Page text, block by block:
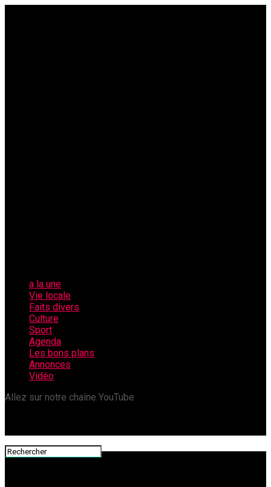
a la une
Vie locale
Faits divers
Culture
Sport
Agenda
Les bons plans
Annonces
Vidéo
Allez sur notre chaîne YouTube